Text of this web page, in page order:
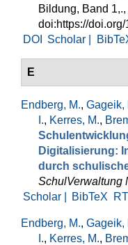
Bildung, Band
doi:https://
DOI
Scholar |
E
Endberg, M., Gageik,
I., Kerres, M.,
Digitalisierung:
durch
SchulVerwaltung
Scholar |
BibTeX
Endberg, M., Gageik,
I., Kerres, M.,